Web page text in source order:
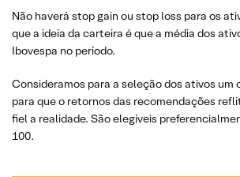
Não haverá stop gain ou stop loss para os
que a ideia da carteira é que a média dos
Ibovespa no período.
Consideramos para a seleção dos ativos um
para que o retornos das recomendações
fiel a realidade. São elegíveis
100.